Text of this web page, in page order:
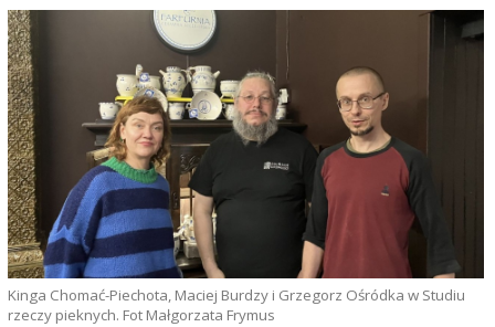
Kinga Chomać-Piechota, Maciej Burdzy i Grzegorz Ośródka w Studiu
rzeczy pieknych. Fot Małgorzata Frymus